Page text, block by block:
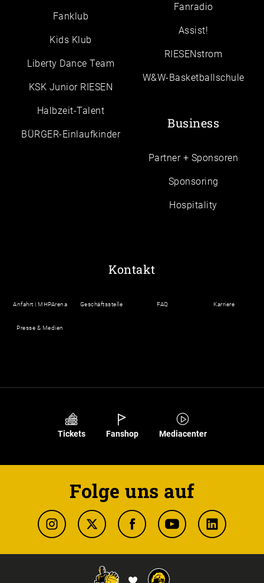
Fanklub
Kids Klub
Liberty Dance Team
KSK Junior RIESEN
Halbzeit-Talent
BÜRGER-Einlaufkinder
Fanradio
Assist!
RIESENstrom
W&W-Basketballschule
Business
Partner + Sponsoren
Sponsoring
Hospitality
Kontakt
Anfahrt | MHPArena Geschäftsstelle FAQ Karriere
Presse & Medien
Tickets Fanshop Mediacenter
Folge uns auf